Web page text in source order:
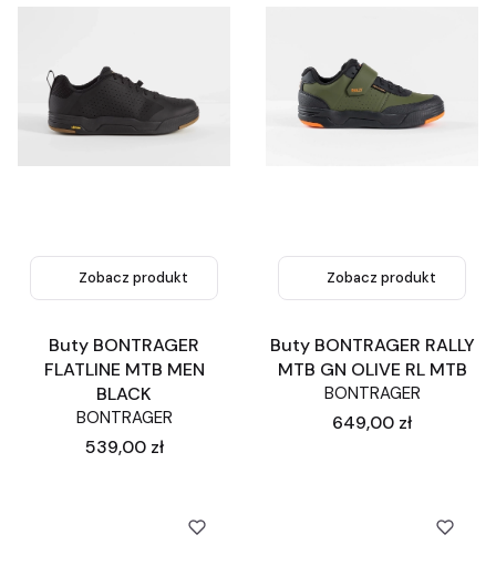
Zobacz produkt
Buty BONTRAGER
FLATLINE MTB MEN
BLACK
BONTRAGER
Cena
539,00 zł
Zobacz produkt
Buty BONTRAGER RALLY
MTB GN OLIVE RL MTB
BONTRAGER
Cena
649,00 zł